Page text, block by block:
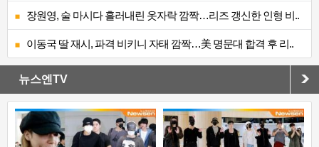
장원영, 술 마시다 흘러내린 옷자락 깜짝…리즈 갱신한 인형 비..
이동국 딸 재시, 파격 비키니 자태 깜짝…美 명문대 합격 후 리..
뉴스엔TV